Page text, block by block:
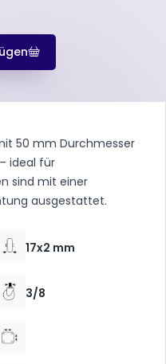
50 mm Durchmesser
ideal für
sind mit einer
ausgestattet.
17x2 mm
3/8